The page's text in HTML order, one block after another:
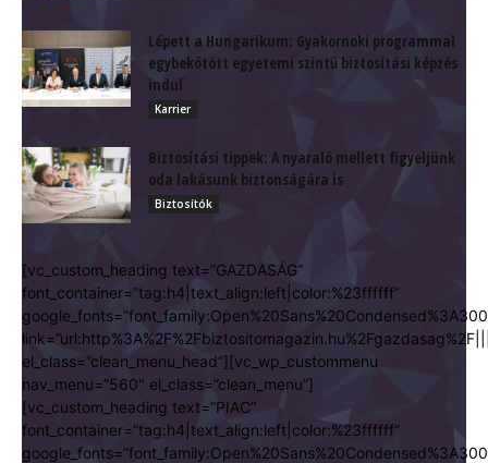
Lépett a Hungarikum: Gyakornoki programmal
egybekötött egyetemi szintű biztosítási képzés
indul
Karrier
Biztosítási tippek: A nyaraló mellett figyeljünk
oda lakásunk biztonságára is
Biztosítók
[vc_custom_heading text=”GAZDASÁG”
font_container=”tag:h4|text_align:left|color:%23ffffff”
el_class=”clean_menu_head”][vc_wp_custommenu
nav_menu=”560″ el_class=”clean_menu”]
[vc_custom_heading text=”PIAC”
font_container=”tag:h4|text_align:left|color:%23ffffff”